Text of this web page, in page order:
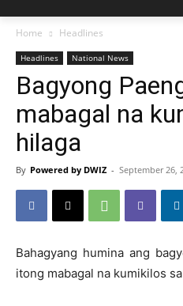
Home Headlines
Headlines National News
Bagyong
mabagal na
hilaga
By Powered by DWIZ - September 26,
Bahagyang humina ang
itong mabagal na kumikilos